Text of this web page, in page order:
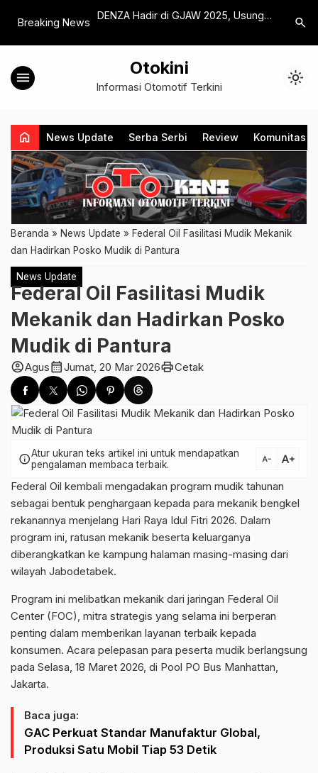
Breaking News
DENZA Hadir di GJAW 2025, Usung
Chery
search
menu Otokini
Informasi Otomotif Terkini light_mode
home News Update Serba Serbi Review Komunitas
Beranda » News Update » Federal Oil Fasilitasi Mudik Mekanik
dan Hadirkan Posko Mudik di Pantura
News Update
Federal Oil Fasilitasi Mudik
Mekanik dan Hadirkan Posko
Mudik di Pantura
account_circleAguscalendar_monthJumat, 20 Mar 2026printCetak
infoAtur ukuran teks artikel ini untuk mendapatkan
pengalaman membaca terbaik.
text_decrease text_increase
Federal Oil kembali mengadakan program mudik tahunan
sebagai bentuk penghargaan kepada para mekanik bengkel
rekanannya menjelang Hari Raya Idul Fitri 2026. Dalam
program ini, ratusan mekanik beserta keluarganya
diberangkatkan ke kampung halaman masing-masing dari
wilayah Jabodetabek.
Program ini melibatkan mekanik dari jaringan Federal Oil
Center (FOC), mitra strategis yang selama ini berperan
penting dalam memberikan layanan terbaik kepada
konsumen. Acara pelepasan para peserta mudik berlangsung
pada Selasa, 18 Maret 2026, di Pool PO Bus Manhattan,
Jakarta.
Baca juga:
GAC Perkuat Standar Manufaktur Global,
Produksi Satu Mobil Tiap 53 Detik